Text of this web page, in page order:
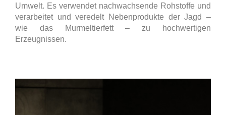
Umwelt. Es verwendet nachwachsende Rohstoffe und
verarbeitet und veredelt Nebenprodukte der Jagd –
wie das Murmeltierfett – zu hochwertigen
Erzeugnissen.